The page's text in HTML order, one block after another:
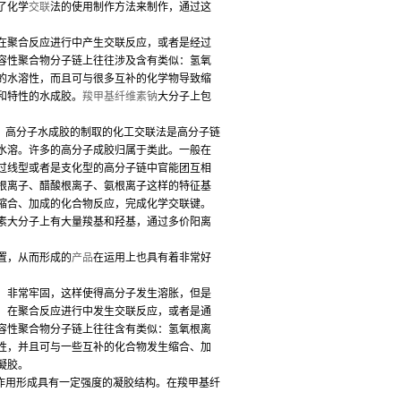
化学交联法的使用制作方法来制作，通过这
合反应进行中产生交联反应，或者是经过
性聚合物分子链上往往涉及含有类似：氢氧
水溶性，而且可与很多互补的化学物导致缩
特性的水成胶。 羧甲基纤维素钠大分子上包
分子水成胶的制取的化工交联法是高分子链
溶。许多的高分子成胶归属于类此。一般在
型或者是支化型的高分子链中官能团互相
离子、醋酸根离子、氨根离子这样的特征基
、加成的化合物反应，完成化学交联键。
分子上有大量羧基和羟基，通过多价阳离
，从而形成的产品在运用上也具有着非常好
常牢固，这样使得高分子发生溶胀，但是
在聚合反应进行中发生交联反应，或者是通
聚合物分子链上往往含有类似：氢氧根离
，并且可与一些互补的化合物发生缩合、加
。
形成具有一定强度的凝胶结构。在羧甲基纤